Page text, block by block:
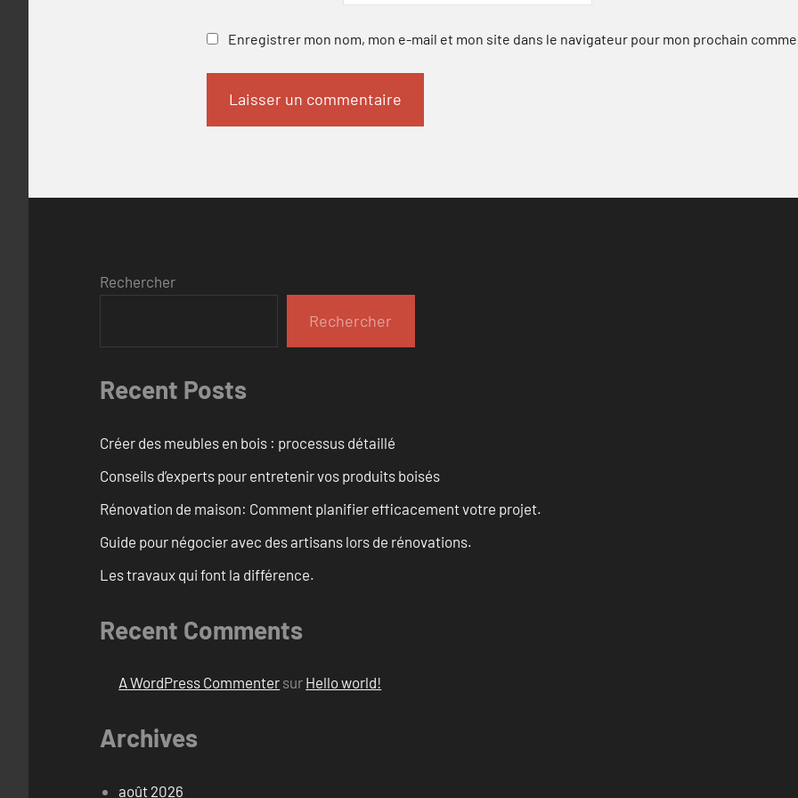
Enregistrer mon nom, mon e-mail et mon site dans le navigateur pour mon prochain
Rechercher
Rechercher
Recent Posts
Créer des meubles en bois : processus détaillé
Conseils d’experts pour entretenir vos produits boisés
Rénovation de maison: Comment planifier efficacement votre projet.
Guide pour négocier avec des artisans lors de rénovations.
Les travaux qui font la différence.
Recent Comments
A WordPress Commenter sur Hello world!
Archives
août 2026